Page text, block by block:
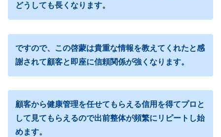
どうしても長くなります。
ですので、この啓蒙は貴重な情報を教えてくれたと感
謝されて顧客と即座に信頼関係が強くなります。
顧客から健康管理を任せてもらえる信用を得てプロと
して見てもらえるので出前整体が頻繁にリピートし始
めます。